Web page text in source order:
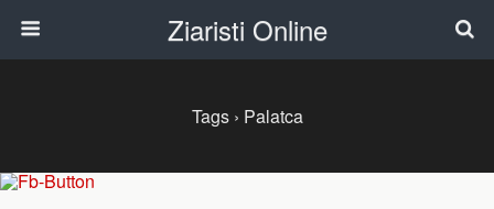
Ziaristi Online
Tags › Palatca